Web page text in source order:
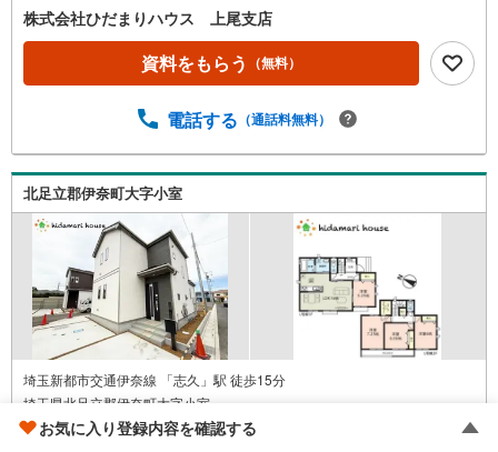
住宅ローンの返済シュミレーションなどもまとめて知るこ
とができます♪■メールにてご送付した後、パンフレットも
ご郵送できます☆彡■「まずは資料だけ見てみたい」という
方にオススメです☆彡■お問合せいただいた物件の近隣に、
ます♪■ご訪問やしつこい勧誘はいたしませんので、資料を
＾）/
株式会社ひだまりハウス 上尾支店
資料をもらう （無料）
電話する （通話料無料）
北足立郡伊奈町大字小室
埼玉新都市交通伊奈線 「志久」駅 徒歩15分
埼玉県北足立郡伊奈町大字小室
4LDK / 地上階数2階
お気に入り登録内容を確認する